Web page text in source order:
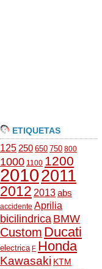
ETIQUETAS
125 250 650 750 800
1000 1100 1200
20102011
2012 2013abs
accidente Aprilia
bicilindrica BMW
Custom Ducati
electrica F Honda
Kawasaki KTM